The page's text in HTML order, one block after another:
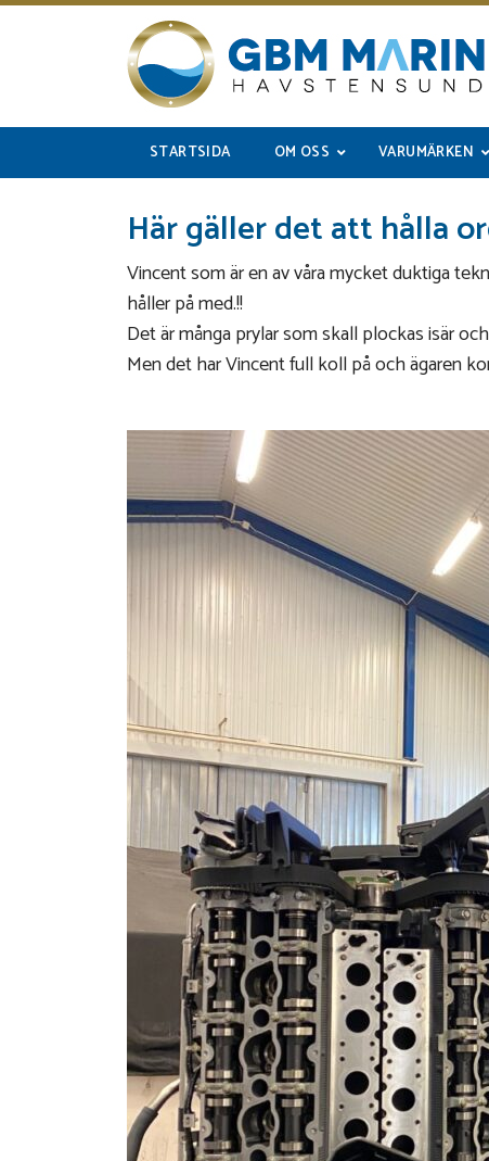
STARTSIDA OM OSS VARUMÄRKEN
Här gäller det att hålla
Vincent som är en av våra mycket duktiga
håller på med.!!
Det är många prylar som skall plockas isär
Men det har Vincent full koll på och ägaren